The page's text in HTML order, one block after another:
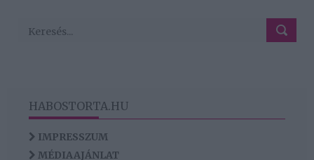
HABOSTORTA.HU
IMPRESSZUM
MÉDIAAJÁNLAT